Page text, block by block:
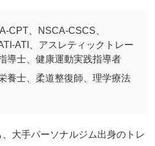
CPT、NSCA-CSCS、
ATI、アスレティックトレー
導士、健康運動実践指導者
養士、柔道整復師、理学療法
大手パーソナルジム出身のトレ